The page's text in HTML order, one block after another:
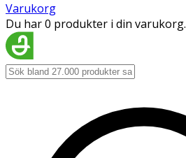
Varukorg
Du har 0 produkter i din varukorg.